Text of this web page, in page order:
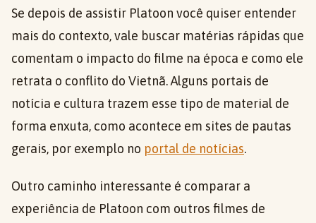
Se depois de assistir Platoon você quiser entender
mais do contexto, vale buscar matérias rápidas que
comentam o impacto do filme na época e como ele
retrata o conflito do Vietnã. Alguns portais de
notícia e cultura trazem esse tipo de material de
forma enxuta, como acontece em sites de pautas
gerais, por exemplo no portal de notícias.
Outro caminho interessante é comparar a
experiência de Platoon com outros filmes de